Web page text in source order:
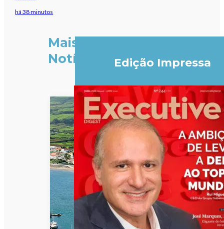
há 38 minutos
Mais
Notícias
Edição Impressa